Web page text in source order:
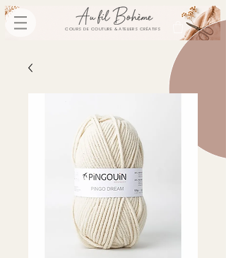
COURS DE COUTURE & ATELIERS CRÉATIFS